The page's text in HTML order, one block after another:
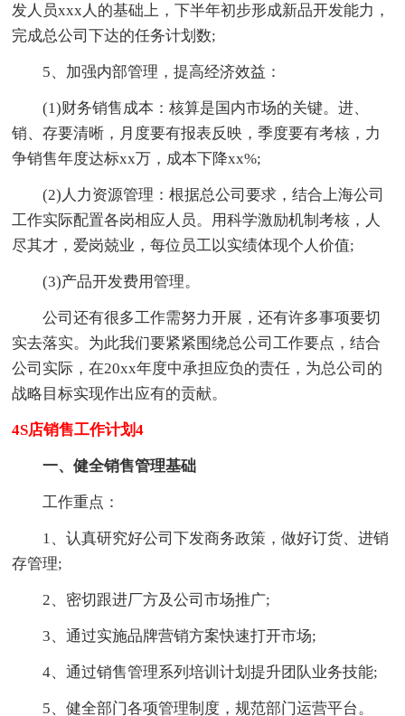
发人员xxx人的基础上，下半年初步形成新品开发能力，
完成总公司下达的任务计划数;
5、加强内部管理，提高经济效益：
(1)财务销售成本：核算是国内市场的关键。进、
销、存要清晰，月度要有报表反映，季度要有考核，力
争销售年度达标xx万，成本下降xx%;
(2)人力资源管理：根据总公司要求，结合上海公司
工作实际配置各岗相应人员。用科学激励机制考核，人
尽其才，爱岗兢业，每位员工以实绩体现个人价值;
(3)产品开发费用管理。
公司还有很多工作需努力开展，还有许多事项要切
实去落实。为此我们要紧紧围绕总公司工作要点，结合
公司实际，在20xx年度中承担应负的责任，为总公司的
战略目标实现作出应有的贡献。
4S店销售工作计划4
一、健全销售管理基础
工作重点：
1、认真研究好公司下发商务政策，做好订货、进销
存管理;
2、密切跟进厂方及公司市场推广;
3、通过实施品牌营销方案快速打开市场;
4、通过销售管理系列培训计划提升团队业务技能;
5、健全部门各项管理制度，规范部门运营平台。